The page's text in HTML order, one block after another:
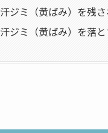
汗ジミ（黄ばみ）を残
汗ジミ（黄ばみ）を落